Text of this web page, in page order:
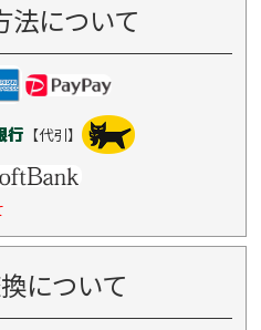
法について
【代引】
について